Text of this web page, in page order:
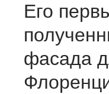
Его
фасада